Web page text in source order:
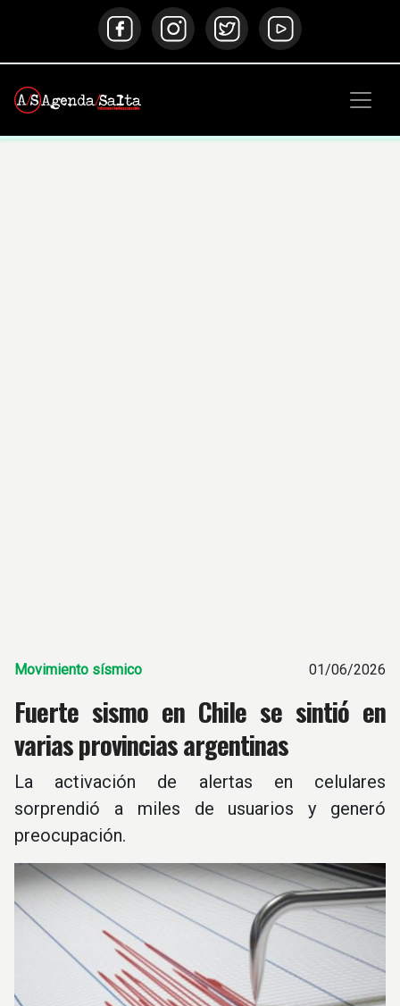
Movimiento sísmico 01/06/2026
Fuerte sismo en Chile se sintió en
varias provincias argentinas
La activación de alertas en celulares
sorprendió a miles de usuarios y generó
preocupación.